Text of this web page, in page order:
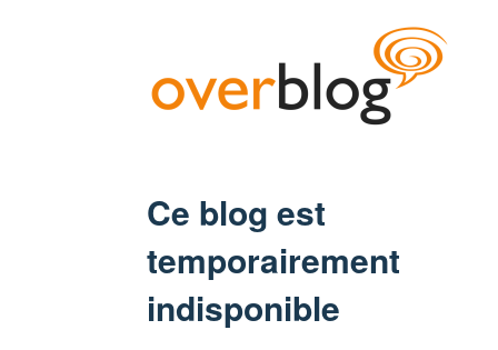
Ce blog est
temporairement
indisponible